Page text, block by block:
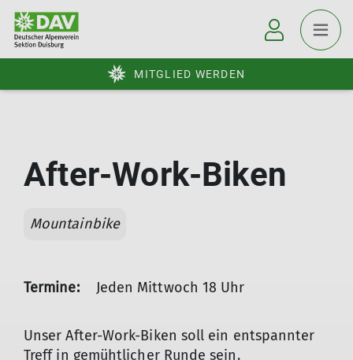
MITGLIED WERDEN
After-Work-Biken
Mountainbike
Termine: Jeden Mittwoch 18 Uhr
Unser After-Work-Biken soll ein entspannter
Treff in gemühtlicher Runde sein.